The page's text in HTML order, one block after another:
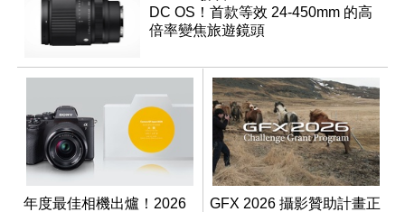
DC OS！首款等效 24-450mm 的高
倍率變焦旅遊鏡頭
年度最佳相機出爐！2026
GFX 2026 攝影贊助計畫正